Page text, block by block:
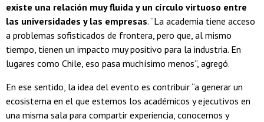
existe una relación muy fluida y un círculo virtuoso entre
las universidades y las empresas. “La academia tiene acceso
a problemas sofisticados de frontera, pero que, al mismo
tiempo, tienen un impacto muy positivo para la industria. En
lugares como Chile, eso pasa muchísimo menos”, agregó.
En ese sentido, la idea del evento es contribuir “a generar un
ecosistema en el que estemos los académicos y ejecutivos en
una misma sala para compartir experiencia, conocernos y